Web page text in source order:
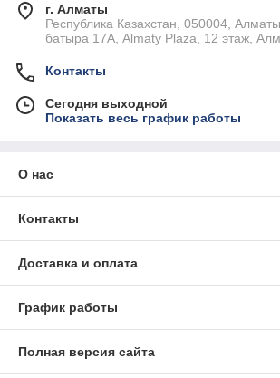
г. Алматы
Республика Казахстан, 050004,
батыра 17А, Almaty Plaza, 12 этаж,
Контакты
Сегодня выходной
Показать весь график работы
О нас
Контакты
Доставка и оплата
График работы
Полная версия сайта